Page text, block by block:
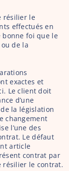
résilier le
effectués en
foi que le
de la
exactes et
Le client doit
d’une
la législation
changement
l’une des
Le défaut
article
contrat par
résilier le contrat.